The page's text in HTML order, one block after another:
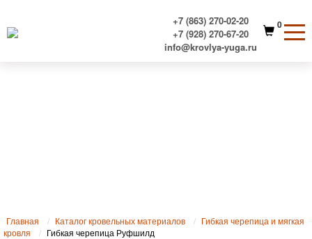
+7 (863) 270-02-20
+7 (928) 270-67-20
info@krovlya-yuga.ru
0
Главная Каталог кровельных материалов
Гибкая черепица и мягкая
кровля
Гибкая черепица Руфшилд